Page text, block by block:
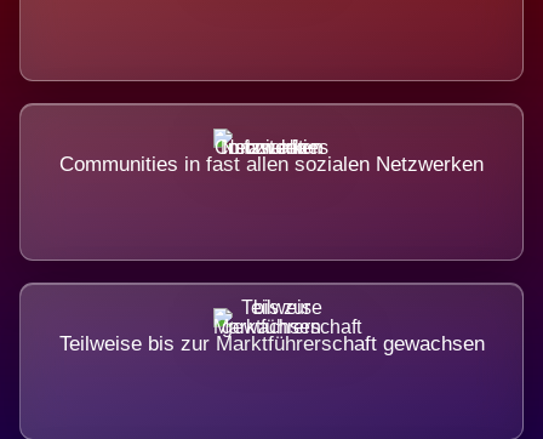
Communities in fast allen sozialen Netzwerken
Teilweise bis zur Marktführerschaft gewachsen